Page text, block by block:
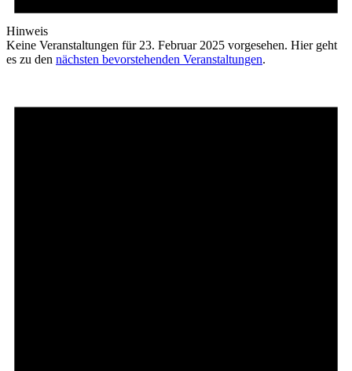
Hinweis
Keine Veranstaltungen für 23. Februar 2025 vorgesehen. Hier geht
es zu den nächsten bevorstehenden Veranstaltungen.